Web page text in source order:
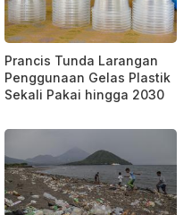
Prancis Tunda Larangan
Penggunaan Gelas Plastik
Sekali Pakai hingga 2030